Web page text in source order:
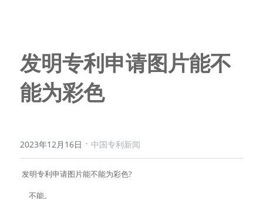
发明专利申请图片能不
能为彩色
2023年12月16日 · 中国专利新闻
发明专利申请图片能不能为彩色?
     不能。